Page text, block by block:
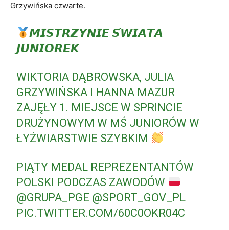
Grzywińska czwarte.
𝙈𝙄𝙎𝙏𝙍𝙕𝙔𝙉𝙄𝙀 𝙎́𝙒𝙄𝘼𝙏𝘼
𝙅𝙐𝙉𝙄𝙊𝙍𝙀𝙆
WIKTORIA DĄBROWSKA, JULIA
GRZYWIŃSKA I HANNA MAZUR
ZAJĘŁY 1. MIEJSCE W SPRINCIE
DRUŻYNOWYM W MŚ JUNIORÓW W
ŁYŻWIARSTWIE SZYBKIM
PIĄTY MEDAL REPREZENTANTÓW
POLSKI PODCZAS ZAWODÓW
@GRUPA_PGE @SPORT_GOV_PL
PIC.TWITTER.COM/60C0OKR04C